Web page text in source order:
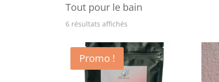
Tout pour le bain
6 résultats affichés
du
plus
récent
Promo !